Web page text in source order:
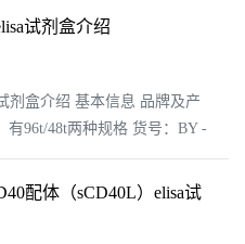
和建议...
试剂盒介绍
剂盒介绍 基本信息 品牌及产
96t/48t两种规格 货号：BY -
配体（sCD40L）elisa试